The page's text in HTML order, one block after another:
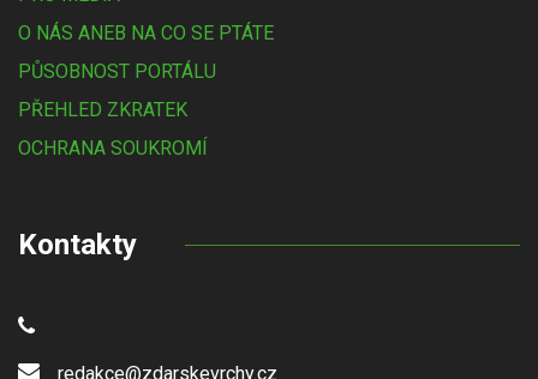
O NÁS ANEB NA CO SE PTÁTE
PŮSOBNOST PORTÁLU
PŘEHLED ZKRATEK
OCHRANA SOUKROMÍ
Kontakty
redakce@zdarskevrchy.cz